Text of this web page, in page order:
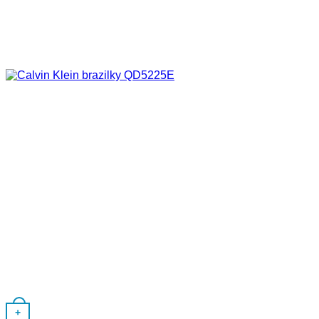
+
Tento produkt má viacero variantov. Možnosti si môžete